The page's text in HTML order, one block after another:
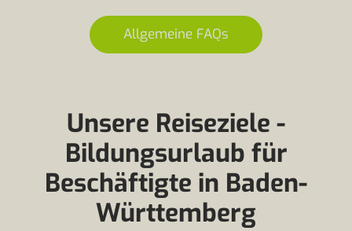
Allgemeine FAQs
Unsere Reiseziele -
Bildungsurlaub für
Beschäftigte in Baden-
Württemberg